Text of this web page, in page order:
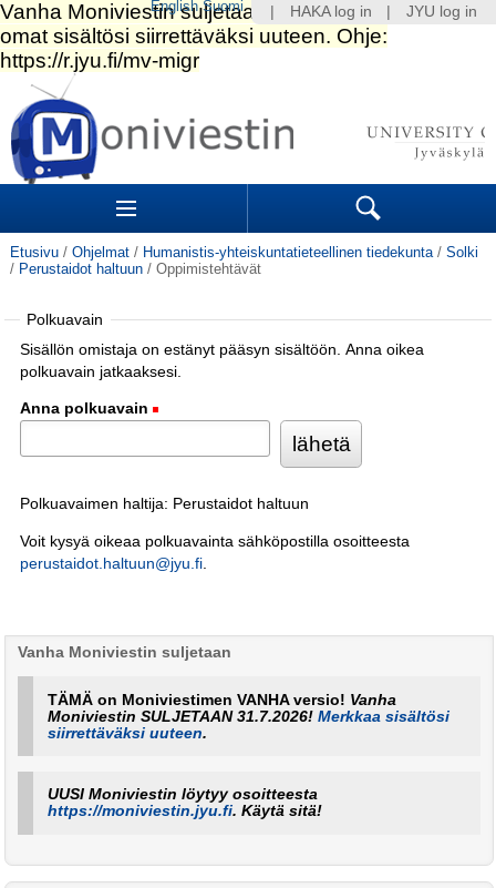
Siirry
sisältöön.
|
Siirry
navigointiin
Sections Search
Etusivu / Ohjelmat / Humanistis-yhteiskuntatieteellinen tiedekunta / Solki
/ Perustaidot haltuun / Oppimistehtävät
Polkuavain
Sisällön omistaja on estänyt pääsyn sisältöön. Anna oikea
polkuavain jatkaaksesi.
Anna polkuavain
Polkuavaimen haltija: Perustaidot haltuun
Voit kysyä oikeaa polkuavainta sähköpostilla osoitteesta
perustaidot.haltuun@jyu.fi.
Vanha Moniviestin suljetaan
TÄMÄ on Moniviestimen VANHA versio! Vanha
Moniviestin SULJETAAN 31.7.2026!Merkkaa sisältösi
siirrettäväksi uuteen.
UUSI Moniviestin löytyy osoitteesta
https://moniviestin.jyu.fi. Käytä sitä!
HAKA log in JYU log in
English Suomi